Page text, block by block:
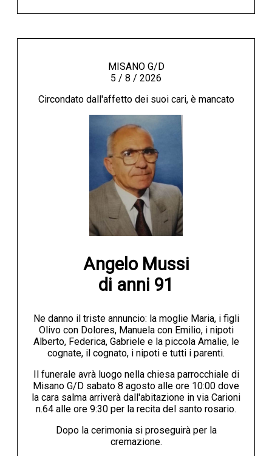
MISANO G/D
5 / 8 / 2026
Circondato dall'affetto dei suoi cari, è mancato
Angelo Mussi
di anni 91
Ne danno il triste annuncio: la moglie Maria, i figli
Olivo con Dolores, Manuela con Emilio, i nipoti
Alberto, Federica, Gabriele e la piccola Amalie, le
cognate, il cognato, i nipoti e tutti i parenti.
Il funerale avrà luogo nella chiesa parrocchiale di
Misano G/D sabato 8 agosto alle ore 10:00 dove
la cara salma arriverà dall'abitazione in via Carioni
n.64 alle ore 9:30 per la recita del santo rosario.
Dopo la cerimonia si proseguirà per la
cremazione.